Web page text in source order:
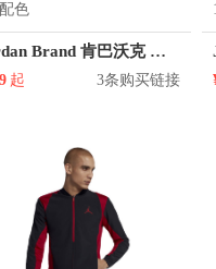
色
Jordan Brand 肯巴沃克 黄蜂队 15号球衣
起 3条购买链接